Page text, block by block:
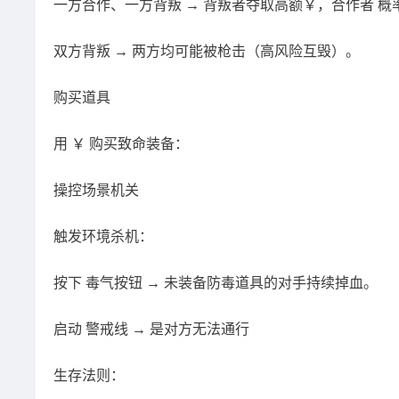
一方合作、一方背叛 → 背叛者夺取高额￥，合作者 概
双方背叛 → 两方均可能被枪击（高风险互毁）。
购买道具
用 ￥ 购买致命装备：
操控场景机关
触发环境杀机：
按下 毒气按钮 → 未装备防毒道具的对手持续掉血。
启动 警戒线 → 是对方无法通行
生存法则：